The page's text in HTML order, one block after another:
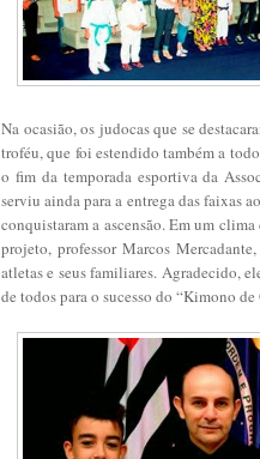
Na ocasião, os judocas que se
troféu, que foi estendido também a
o fim da temporada esportiva da
serviu ainda para a entrega das faixas
conquistaram a ascensão. Em um
projeto, professor Marcos
atletas e seus familiares. Agradecido,
de todos para o sucesso do “Kimono de